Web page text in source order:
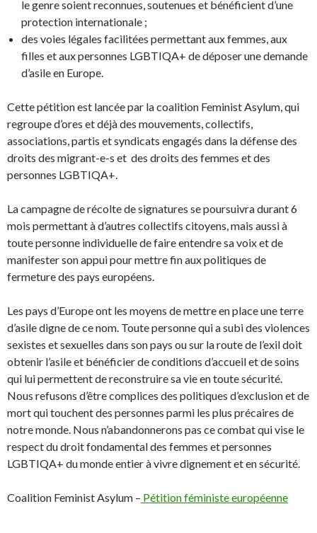
le genre soient reconnues, soutenues et bénéficient d’une
protection internationale ;
des voies légales facilitées permettant aux femmes, aux
filles et aux personnes LGBTIQA+ de déposer une demande
d’asile en Europe.
Cette pétition est lancée par la coalition Feminist Asylum, qui
regroupe d’ores et déjà des mouvements, collectifs,
associations, partis et syndicats engagés dans la défense des
droits des migrant-e-s et des droits des femmes et des
personnes LGBTIQA+.
La campagne de récolte de signatures se poursuivra durant 6
mois permettant à d’autres collectifs citoyens, mais aussi à
toute personne individuelle de faire entendre sa voix et de
manifester son appui pour mettre fin aux politiques de
fermeture des pays européens.
Les pays d’Europe ont les moyens de mettre en place une terre
d’asile digne de ce nom. Toute personne qui a subi des violences
sexistes et sexuelles dans son pays ou sur la route de l’exil doit
obtenir l’asile et bénéficier de conditions d’accueil et de soins
qui lui permettent de reconstruire sa vie en toute sécurité.
Nous refusons d’être complices des politiques d’exclusion et de
mort qui touchent des personnes parmi les plus précaires de
notre monde. Nous n’abandonnerons pas ce combat qui vise le
respect du droit fondamental des femmes et personnes
LGBTIQA+ du monde entier à vivre dignement et en sécurité.
Coalition Feminist Asylum – Pétition féministe européenne